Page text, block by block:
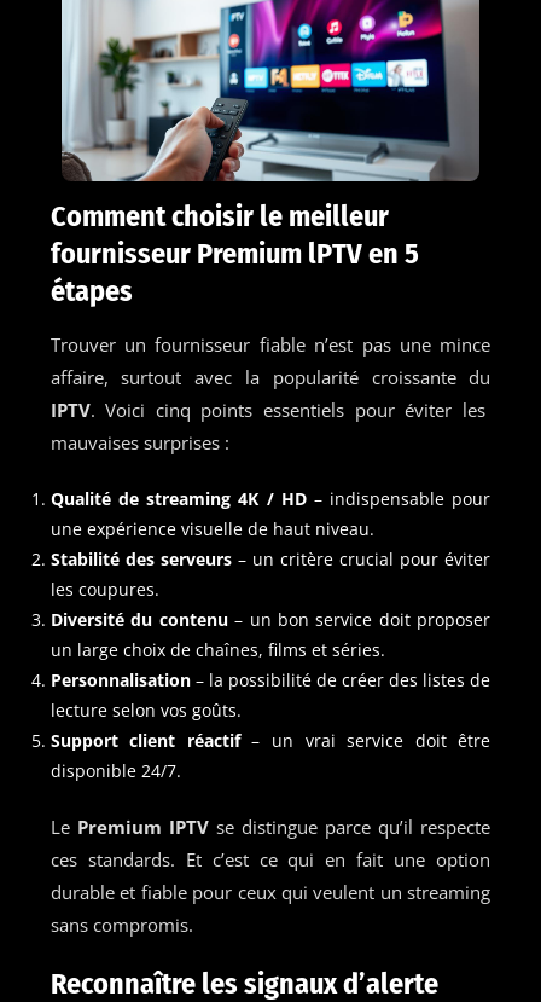
Comment choisir le meilleur
fournisseur Premium lPTV en 5
étapes
Trouver un fournisseur fiable n’est pas une mince
affaire, surtout avec la popularité croissante du
IPTV. Voici cinq points essentiels pour éviter les
mauvaises surprises :
Qualité de streaming 4K / HD– indispensable pour
une expérience visuelle de haut niveau.
Stabilité des serveurs– un critère crucial pour éviter
les coupures.
Diversité du contenu– un bon service doit proposer
un large choix de chaînes, films et séries.
Personnalisation– la possibilité de créer des listes de
lecture selon vos goûts.
Support client réactif– un vrai service doit être
disponible 24/7.
Le Premium IPTVse distingue parce qu’il respecte
ces standards. Et c’est ce qui en fait une option
durable et fiable pour ceux qui veulent un streaming
sans compromis.
Reconnaître les signaux d’alerte